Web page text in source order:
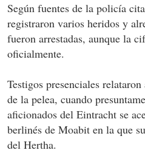
Según fuentes de la policía
registraron varios heridos y
fueron arrestadas, aunque la
oficialmente.
Testigos presenciales
de la pelea, cuando
aficionados del Eintracht se
berlinés de Moabit en la que
del Hertha.